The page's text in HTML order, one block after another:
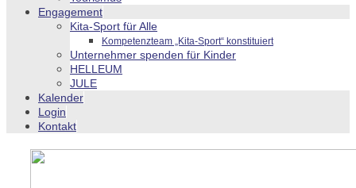
Engagement
Kita-Sport für Alle
Kompetenzteam „Kita-Sport“ konstituiert
Unternehmer spenden für Kinder
HELLEUM
JULE
Kalender
Login
Kontakt